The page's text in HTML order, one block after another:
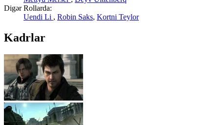
Digər Rollarda:
Uendi Li , Robin Saks, Kortni Teylor
Kadrlar